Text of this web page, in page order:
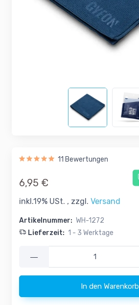
11 Bewertungen
6,95 €
inkl.19% USt. , zzgl. Versand
Artikelnummer: WH-1272
Lieferzeit: 1 - 3 Werktage
—
In den Warenkorb